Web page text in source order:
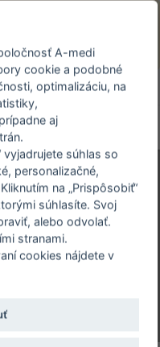
a už
person_off
a rekreačné
A-medi
cookie a podobné
optimalizáciu, na
aj
vyjadrujete súhlas so
personalizačné,
na „Prispôsobiť“
súhlasíte. Svoj
alebo odvolať.
stranami.
cookies nájdete v